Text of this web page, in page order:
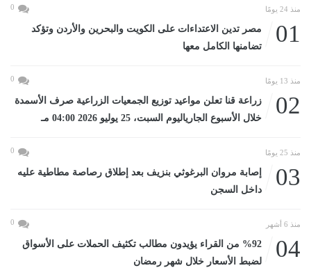
منذ 24 يومًا 0
01
مصر تدين الاعتداءات على الكويت والبحرين والأردن وتؤكد
تضامنها الكامل معها
منذ 13 يومًا 0
02
زراعة قنا تعلن مواعيد توزيع الجمعيات الزراعية صرف الأسمدة
خلال الأسبوع الجارياليوم السبت، 25 يوليو 2026 04:00 مـ
منذ 25 يومًا 0
03
إصابة مروان البرغوثي بنزيف بعد إطلاق رصاصة مطاطية عليه
داخل السجن
منذ 6 أشهر 0
04
%92 من القراء يؤيدون مطالب تكثيف الحملات على الأسواق
لضبط الأسعار خلال شهر رمضان